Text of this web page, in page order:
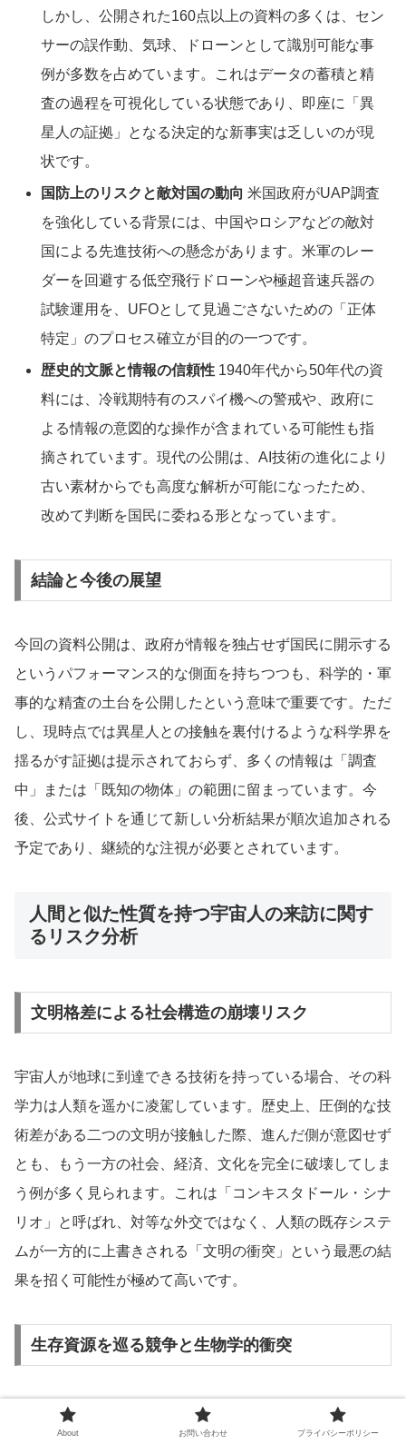
しかし、公開された160点以上の資料の多くは、セン
サーの誤作動、気球、ドローンとして識別可能な事
例が多数を占めています。これはデータの蓄積と精
査の過程を可視化している状態であり、即座に「異
星人の証拠」となる決定的な新事実は乏しいのが現
状です。
国防上のリスクと敵対国の動向 米国政府がUAP調査
を強化している背景には、中国やロシアなどの敵対
国による先進技術への懸念があります。米軍のレー
ダーを回避する低空飛行ドローンや極超音速兵器の
試験運用を、UFOとして見過ごさないための「正体
特定」のプロセス確立が目的の一つです。
歴史的文脈と情報の信頼性 1940年代から50年代の資
料には、冷戦期特有のスパイ機への警戒や、政府に
よる情報の意図的な操作が含まれている可能性も指
摘されています。現代の公開は、AI技術の進化により
古い素材からでも高度な解析が可能になったため、
改めて判断を国民に委ねる形となっています。
結論と今後の展望
今回の資料公開は、政府が情報を独占せず国民に開示する
というパフォーマンス的な側面を持ちつつも、科学的・軍
事的な精査の土台を公開したという意味で重要です。ただ
し、現時点では異星人との接触を裏付けるような科学界を
揺るがす証拠は提示されておらず、多くの情報は「調査
中」または「既知の物体」の範囲に留まっています。今
後、公式サイトを通じて新しい分析結果が順次追加される
予定であり、継続的な注視が必要とされています。
人間と似た性質を持つ宇宙人の来訪に関す
るリスク分析
文明格差による社会構造の崩壊リスク
宇宙人が地球に到達できる技術を持っている場合、その科
学力は人類を遥かに凌駕しています。歴史上、圧倒的な技
術差がある二つの文明が接触した際、進んだ側が意図せず
とも、もう一方の社会、経済、文化を完全に破壊してしま
う例が多く見られます。これは「コンキスタドール・シナ
リオ」と呼ばれ、対等な外交ではなく、人類の既存システ
ムが一方的に上書きされる「文明の衝突」という最悪の結
果を招く可能性が極めて高いです。
生存資源を巡る競争と生物学的衝突
もし宇宙人が人間と同じように「自己の生存や拡張」を優
先する本能を持っていた場合、限られた地球の資源（土
About お問い合わせ プライバシーポリシー